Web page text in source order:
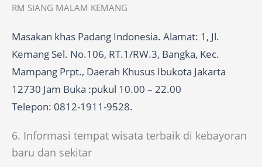
RM SIANG MALAM KEMANG
Masakan khas Padang Indonesia. Alamat: 1, Jl.
Kemang Sel. No.106, RT.1/RW.3, Bangka, Kec.
Mampang Prpt., Daerah Khusus Ibukota Jakarta
12730 Jam Buka :pukul 10.00 – 22.00
Telepon: 0812-1911-9528.
6. Informasi tempat wisata terbaik di kebayoran
baru dan sekitar